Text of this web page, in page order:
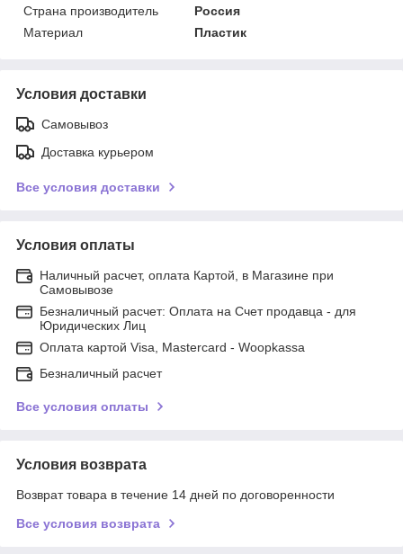
Страна производитель
Россия
Материал
Пластик
Условия доставки
Самовывоз
Доставка курьером
Все условия доставки
Условия оплаты
Наличный расчет, оплата Картой, в Магазине при
Самовывозе
Безналичный расчет: Оплата на Счет продавца - для
Юридических Лиц
Оплата картой Visa, Mastercard - Woopkassa
Безналичный расчет
Все условия оплаты
Условия возврата
Возврат товара в течение 14 дней по договоренности
Все условия возврата